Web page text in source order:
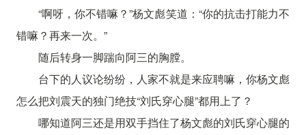
“啊呀，你不错嘛？”杨文彪笑道：“你的抗击打能力不
错嘛？再来一次。”
随后转身一脚踹向阿三的胸膛。
台下的人议论纷纷，人家不就是来应聘嘛，你杨文彪
怎么把刘震天的独门绝技“刘氏穿心腿”都用上了？
哪知道阿三还是用双手挡住了杨文彪的刘氏穿心腿的